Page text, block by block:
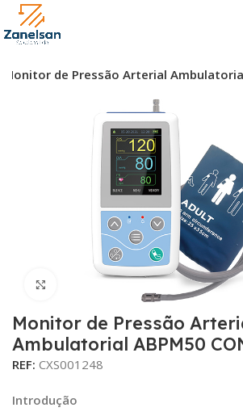
Monitor de Pressão Arterial
Monitor de Pressão
Ambulatorial ABPM50
REF:CXS001248
Introdução